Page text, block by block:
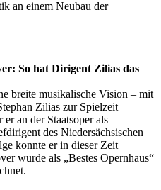
an einem Neubau der
So hat Dirigent Zilias das
breite musikalische Vision – mit
Zilias zur Spielzeit
an der Staatsoper als
des Niedersächsischen
konnte er in dieser Zeit
wurde als „Bestes Opernhaus“